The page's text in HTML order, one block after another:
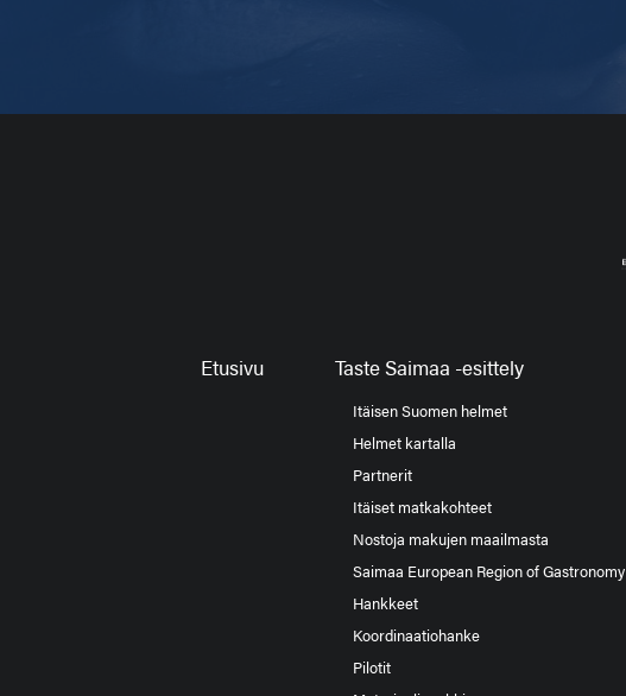
Etusivu Taste Saimaa -esittely
Itäisen Suomen helmet
Helmet kartalla
Partnerit
Itäiset matkakohteet
Nostoja makujen maailmasta
Saimaa European Region of Gastronomy
Hankkeet
Koordinaatiohanke
Pilotit